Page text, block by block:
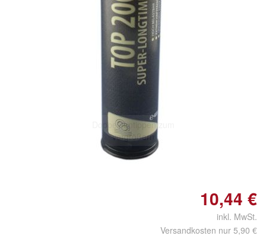
Doppelt antippen zum
vergrößern
10,44 €
inkl. MwSt.
Versandkosten nur 5,90 €